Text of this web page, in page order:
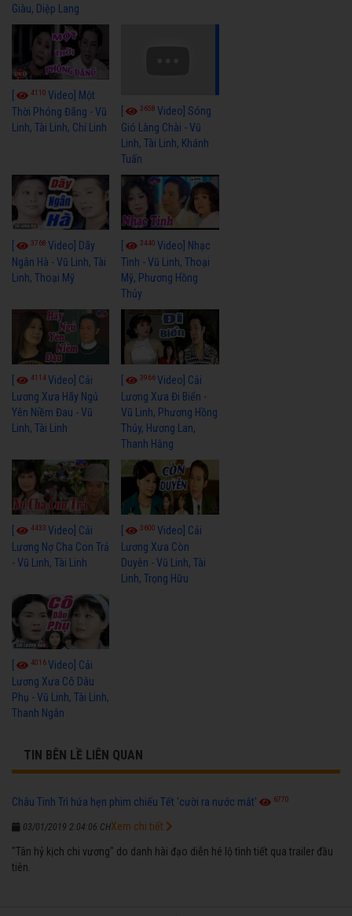
Giàu, Diệp Lang
4110 Video] Một
Thời Phóng Đãng - Vũ
Linh, Tài Linh, Chí Linh
3658Video] Sóng
Gió Làng Chài - Vũ
Linh, Tài Linh, Khánh
Tuấn
3768 Video] Dãy
Ngân Hà - Vũ Linh, Tài
Linh, Thoại Mỹ
3440Video] Nhạc
Tình - Vũ Linh, Thoại
Mỹ, Phương Hồng
Thủy
4114Video] Cải
Lương Xưa Hãy Ngủ
Yên Niềm Đau - Vũ
Linh, Tài Linh
3966Video] Cải
Lương Xưa Đi Biển -
Vũ Linh, Phương Hồng
Thủy, Hương Lan,
Thanh Hằng
4433 Video] Cải
Lương Nợ Cha Con Trả
- Vũ Linh, Tài Linh
3600Video] Cải
Lương Xưa Còn
Duyên - Vũ Linh, Tài
Linh, Trọng Hữu
[ 4016Video] Cải
Lương Xưa Cô Dâu
Phụ - Vũ Linh, Tài Linh,
Thanh Ngân
TIN BÊN LỀ LIÊN QUAN
Châu Tinh Trì hứa hẹn phim chiếu Tết 'cười ra nước mắt' 6770
03/01/2019 2:04:06 CH
"Tân hỷ kịch chi vương" do danh hài đạo diễn hé lộ tình tiết qua trailer đầu
tiên.
Xem chi tiết